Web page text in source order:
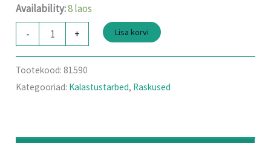
Availability:8 laos
-
+ Lisa korvi
Tootekood:81590
Kategooriad: Kalastustarbed, Raskused